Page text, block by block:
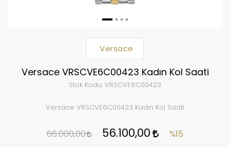
Versace
Versace VRSCVE6C00423 Kadın Kol Saati
Stok Kodu: VRSCVE6C00423
Versace VRSCVE6C00423 Kadın Kol Saati
66.000,00 56.100,00 %15